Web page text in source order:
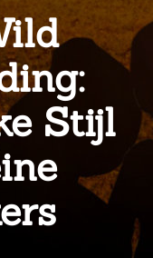
Stijl